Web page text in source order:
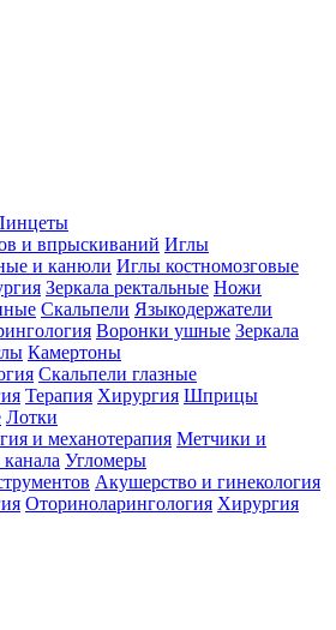
и впрыскиваний Иглы
и канюли Иглы костномозговые
Зеркала ректальные Ножи
Скальпели Языкодержатели
Воронки ушные Зеркала
Камертоны
Скальпели глазные
Терапия Хирургия Шприцы
Лотки
и механотерапия Метчики и
Угломеры
Акушерство и гинекология
Оториноларингология Хирургия